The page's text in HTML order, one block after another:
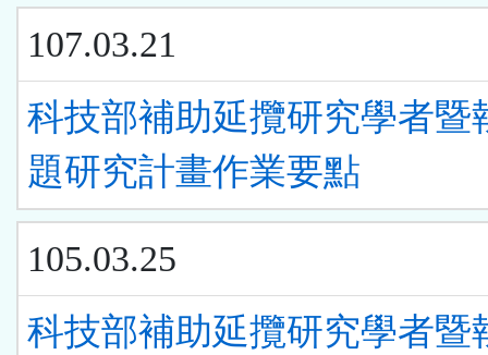
107.03.21
科技部補助延攬研究學者暨
題研究計畫作業要點
105.03.25
科技部補助延攬研究學者暨